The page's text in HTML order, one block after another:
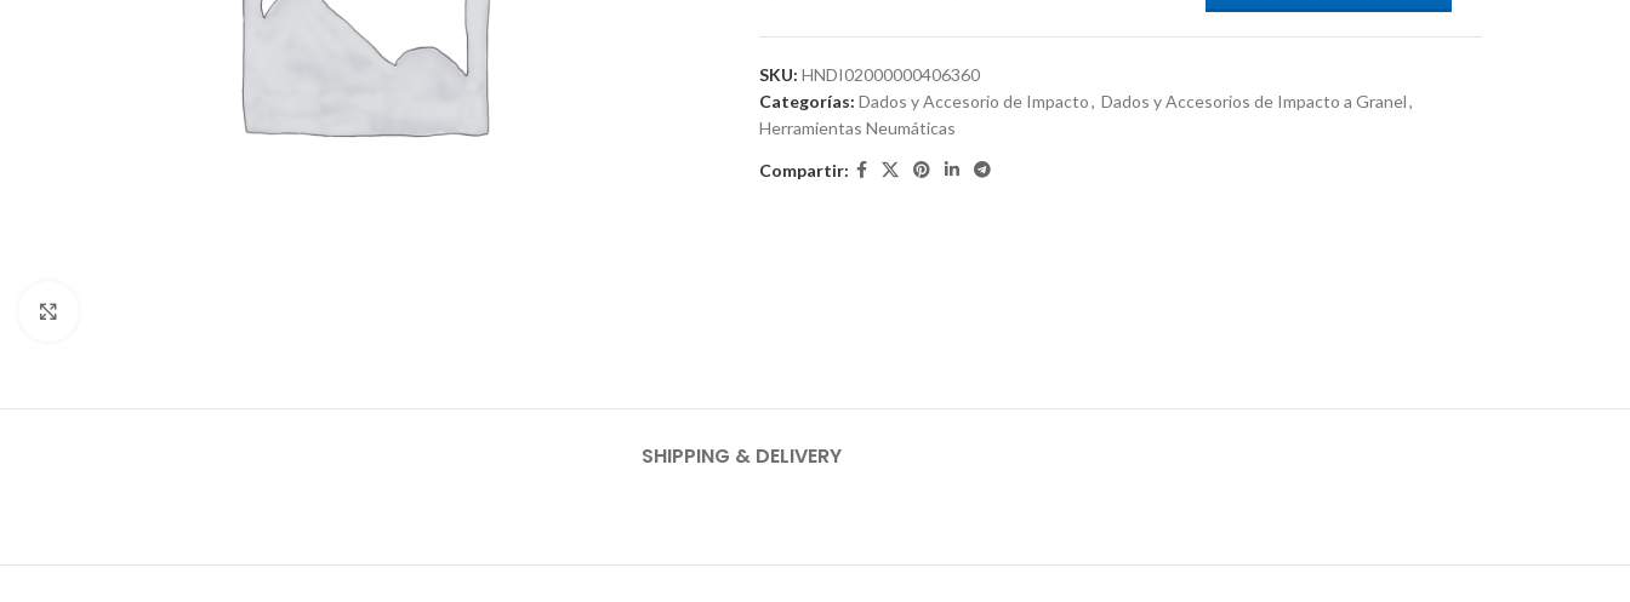
SKU: HNDI02000000406360
Categorías: Dados y Accesorio de Impacto, Dados y Accesorios de Impacto a Granel,
Herramientas Neumáticas
Compartir:
SHIPPING & DELIVERY